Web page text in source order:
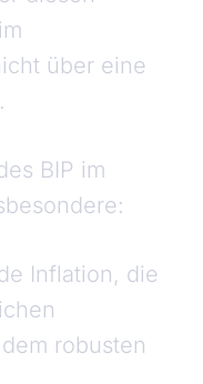
über eine
BIP im
Inflation, die
robusten